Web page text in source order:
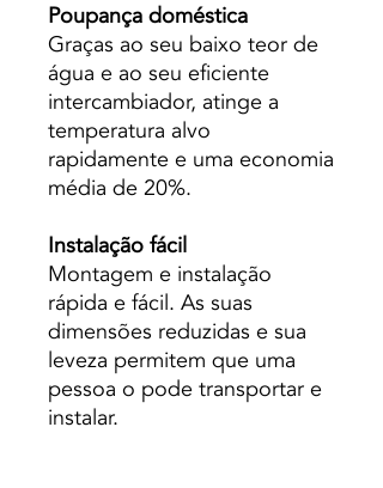
Poupança doméstica
Graças ao seu baixo teor de
água e ao seu eficiente
intercambiador, atinge a
temperatura alvo
rapidamente e uma economia
média de 20%.
Instalação fácil
Montagem e instalação
rápida e fácil. As suas
dimensões reduzidas e sua
leveza permitem que uma
pessoa o pode transportar e
instalar.